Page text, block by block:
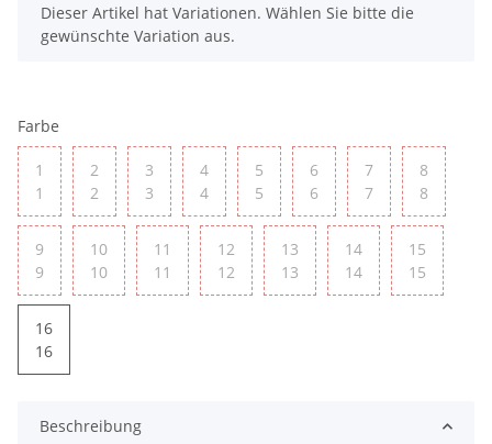
x
Dieser Artikel hat Variationen. Wählen Sie bitte die
gewünschte Variation aus.
Farbe
1
1
2
2
3
3
4
4
5
5
6
6
7
7
8
8
9
9
10
10
11
11
12
12
13
13
14
14
15
15
16
16
Beschreibung